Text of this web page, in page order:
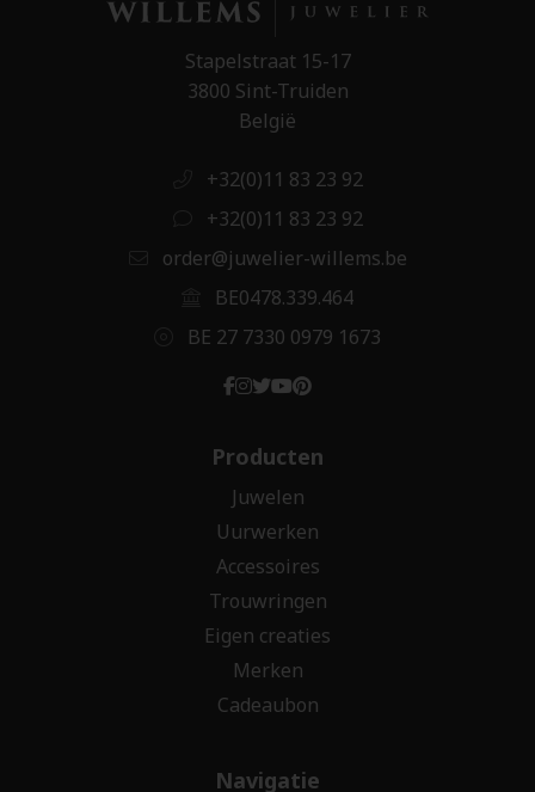
Stapelstraat 15-17
3800 Sint-Truiden
België
+32(0)11 83 23 92
+32(0)11 83 23 92
order@juwelier-willems.be
BE0478.339.464
BE 27 7330 0979 1673
Producten
Juwelen
Uurwerken
Accessoires
Trouwringen
Eigen creaties
Merken
Cadeaubon
Navigatie